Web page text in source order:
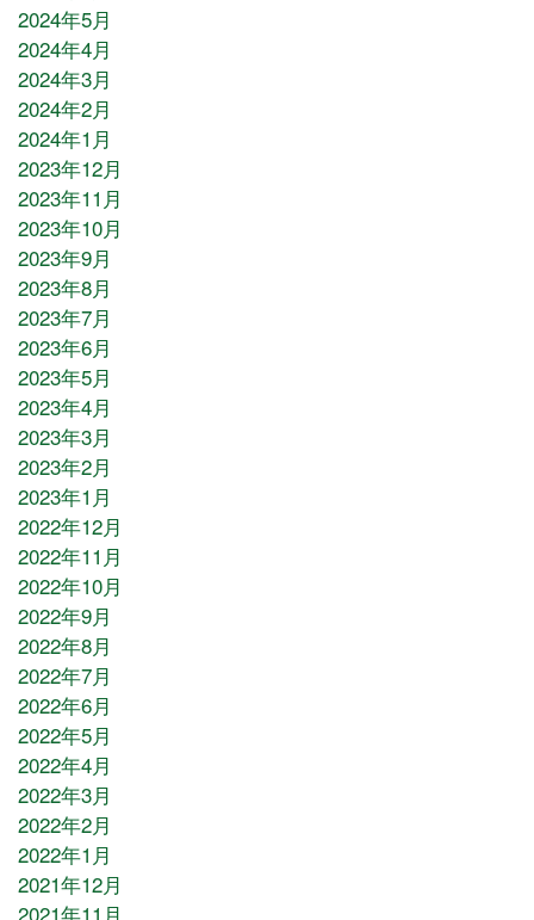
2024年5月
2024年4月
2024年3月
2024年2月
2024年1月
2023年12月
2023年11月
2023年10月
2023年9月
2023年8月
2023年7月
2023年6月
2023年5月
2023年4月
2023年3月
2023年2月
2023年1月
2022年12月
2022年11月
2022年10月
2022年9月
2022年8月
2022年7月
2022年6月
2022年5月
2022年4月
2022年3月
2022年2月
2022年1月
2021年12月
2021年11月